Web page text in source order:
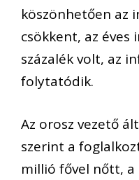
köszönhetően az
csökkent, az éves
százalék volt, az
folytatódik.
Az orosz vezető
szerint a
millió fővel nőtt,